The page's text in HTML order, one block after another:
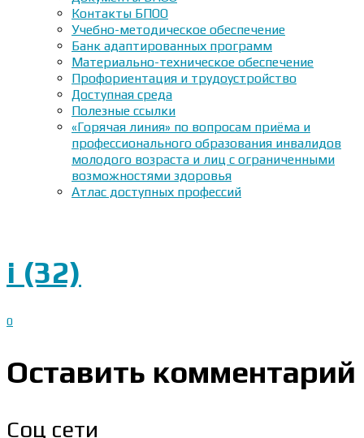
Контакты БПОО
Учебно-методическое обеспечение
Банк адаптированных программ
Материально-техническое обеспечение
Профориентация и трудоустройство
Доступная среда
Полезные ссылки
«Горячая линия» по вопросам приёма и
профессионального образования инвалидов
молодого возраста и лиц с ограниченными
возможностями здоровья
Атлас доступных профессий
i (32)
0
Оставить комментарий
Соц сети